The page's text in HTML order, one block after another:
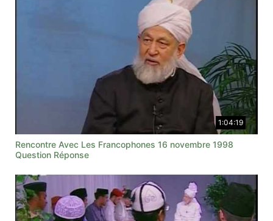
1:04:19
Rencontre Avec Les Francophones 16 novembre 1998
Question Réponse